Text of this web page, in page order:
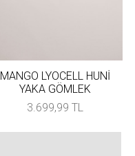
MANGO LYOCELL HUNİ
YAKA GÖMLEK
3.699,99 TL